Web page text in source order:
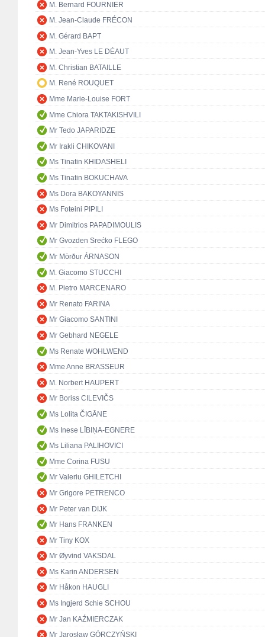
M. Bernard FOURNIER
M. Jean-Claude FRÉCON
M. Gérard BAPT
M. Jean-Yves LE DÉAUT
M. Christian BATAILLE
M. René ROUQUET
Mme Marie-Louise FORT
Mme Chiora TAKTAKISHVILI
Mr Tedo JAPARIDZE
Mr Irakli CHIKOVANI
Ms Tinatin KHIDASHELI
Ms Tinatin BOKUCHAVA
Ms Dora BAKOYANNIS
Ms Foteini PIPILI
Mr Dimitrios PAPADIMOULIS
Mr Gvozden Srećko FLEGO
Mr Mörður ÁRNASON
M. Giacomo STUCCHI
M. Pietro MARCENARO
Mr Renato FARINA
Mr Giacomo SANTINI
Mr Gebhard NEGELE
Ms Renate WOHLWEND
Mme Anne BRASSEUR
M. Norbert HAUPERT
Mr Boriss CILEVIČS
Ms Lolita ČIGĀNE
Ms Inese LĪBIŅA-EGNERE
Ms Liliana PALIHOVICI
Mme Corina FUSU
Mr Valeriu GHILETCHI
Mr Grigore PETRENCO
Mr Peter van DIJK
Mr Hans FRANKEN
Mr Tiny KOX
Mr Øyvind VAKSDAL
Ms Karin ANDERSEN
Mr Håkon HAUGLI
Ms Ingjerd Schie SCHOU
Mr Jan KAŹMIERCZAK
Mr Jarosław GÓRCZYŃSKI